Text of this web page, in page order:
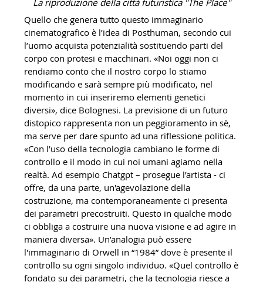
La riproduzione della città futuristica "The Place"
Quello che genera tutto questo immaginario
cinematografico è l’idea di Posthuman, secondo cui
l’uomo acquista potenzialità sostituendo parti del
corpo con protesi e macchinari. «Noi oggi non ci
rendiamo conto che il nostro corpo lo stiamo
modificando e sarà sempre più modificato, nel
momento in cui inseriremo elementi genetici
diversi», dice Bolognesi. La previsione di un futuro
distopico rappresenta non un peggioramento in sè,
ma serve per dare spunto ad una riflessione politica.
«Con l’uso della tecnologia cambiano le forme di
controllo e il modo in cui noi umani agiamo nella
realtà. Ad esempio Chatgpt – prosegue l’artista - ci
offre, da una parte, un'agevolazione della
costruzione, ma contemporaneamente ci presenta
dei parametri precostruiti. Questo in qualche modo
ci obbliga a costruire una nuova visione e ad agire in
maniera diversa». Un’analogia può essere
l'immaginario di Orwell in “1984” dove è presente il
controllo su ogni singolo individuo. «Quel controllo è
fondato su dei parametri, che la tecnologia riesce a